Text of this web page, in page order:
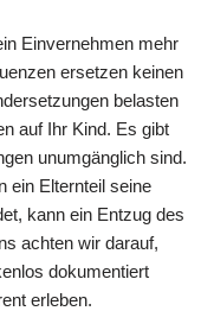
Einvernehmen mehr
ersetzen keinen
belasten
auf Ihr Kind. Es gibt
unumgänglich sind.
ein Elternteil seine
kann ein Entzug des
achten wir darauf,
dokumentiert
erleben.